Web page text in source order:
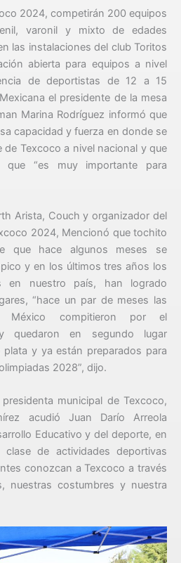
2024, competirán 200 equipos
varonil y mixto de edades
las instalaciones del club Toritos
abierta para equipos a nivel
de deportistas de 12 a 15
el presidente de la mesa
Marina Rodríguez informó que
capacidad y fuerza en donde se
Texcoco a nivel nacional y que
“es muy importante para
Arista, Couch y organizador del
2024, Mencionó que tochito
que hace algunos meses se
y en los últimos tres años los
en nuestro país, han logrado
“hace un par de meses las
México compitieron por el
quedaron en segundo lugar
y ya están preparados para
2028”, dijo.
municipal de Texcoco,
acudió Juan Darío Arreola
Educativo y del deporte, en
de actividades deportivas
conozcan a Texcoco a través
nuestras costumbres y nuestra